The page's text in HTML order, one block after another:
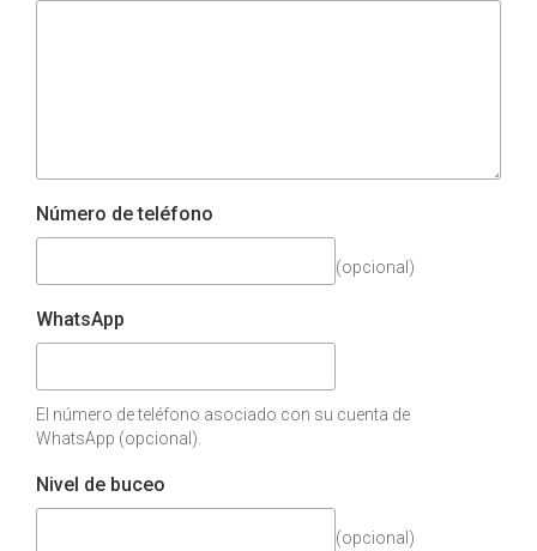
Número de teléfono
(opcional)
WhatsApp
El número de teléfono asociado con su cuenta de
WhatsApp (opcional).
Nivel de buceo
(opcional)